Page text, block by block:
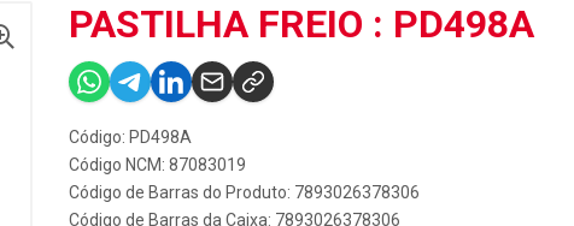
PASTILHA FREIO : PD498A
Código: PD498A
Código NCM: 87083019
Código de Barras do Produto: 7893026378306
Código de Barras da Caixa: 7893026378306